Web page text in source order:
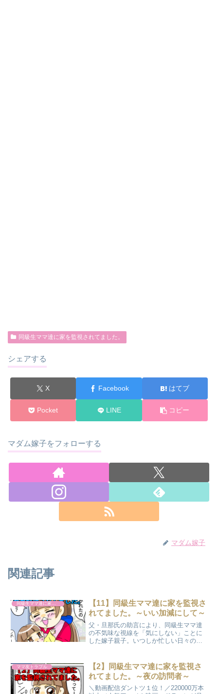
同級生ママ達に家を監視されてました。
シェアする
X Facebook はてブ
Pocket LINE コピー
マダム嫁子をフォローする
マダム嫁子
関連記事
同級生ママ達に家を監視されてました。
【11】同級生ママ達に家を監視さ
れてました。～いい加減にして～
父・旦那氏の助言により、同級生ママ達
の不気味な視線を「気にしない」ことに
した嫁子親子。いつしか忙しい日々の中
たな動きにより、物語は急展開を見せる
こととなる。
ママ友トラブル
【2】同級生ママ達に家を監視さ
れてました。～夜の訪問者～
＼動画配信ダントツ１位！／220000万本